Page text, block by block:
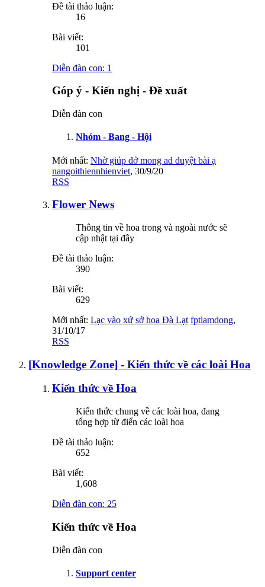
Đề tài thảo luận:
16
Bài viết:
101
Diễn đàn con: 1
Góp ý - Kiến nghị - Đề xuất
Diễn đàn con
Nhóm - Bang - Hội
Mới nhất: Nhờ giúp đở mong ad duyệt bài ạ
nangoithiennhienviet, 30/9/20
RSS
Flower News
Thông tin về hoa trong và ngoài nước sẽ
cập nhật tại đây
Đề tài thảo luận:
390
Bài viết:
629
Mới nhất: Lạc vào xứ sở hoa Đà Lạt fptlamdong,
31/10/17
RSS
[Knowledge Zone] - Kiến thức về các loài Hoa
Kiến thức về Hoa
Kiến thức chung về các loài hoa, đang
tổng hợp từ điển các loài hoa
Đề tài thảo luận:
652
Bài viết:
1,608
Diễn đàn con: 25
Kiến thức về Hoa
Diễn đàn con
Support center